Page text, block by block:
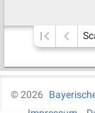
©2026